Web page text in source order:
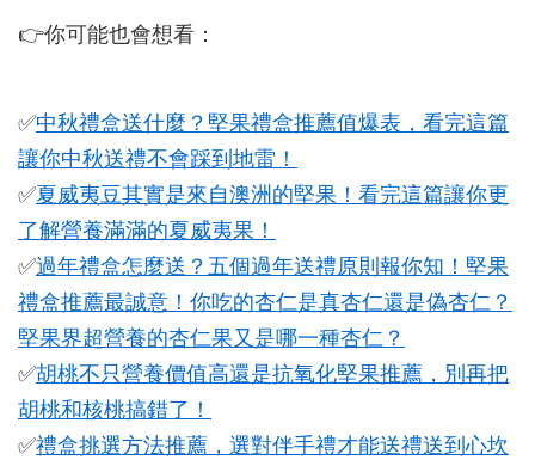
👉你可能也會想看：
✅中秋禮盒送什麼？堅果禮盒推薦值爆表，看完這篇
讓你中秋送禮不會踩到地雷！
✅夏威夷豆其實是來自澳洲的堅果！看完這篇讓你更
了解營養滿滿的夏威夷果！
✅過年禮盒怎麼送？五個過年送禮原則報你知！堅果
禮盒推薦最誠意！ 你吃的杏仁是真杏仁還是偽杏仁？
堅果界超營養的杏仁果又是哪一種杏仁？
✅胡桃不只營養價值高還是抗氧化堅果推薦，別再把
胡桃和核桃搞錯了！
✅禮盒挑選方法推薦，選對伴手禮才能送禮送到心坎